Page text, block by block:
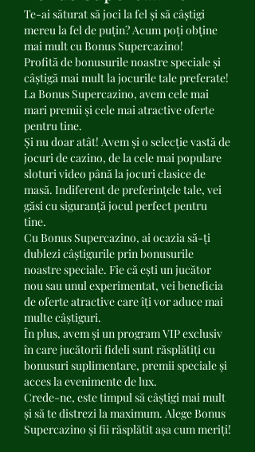
Te-ai săturat să joci la fel și să câștigi
mereu la fel de puțin? Acum poți obține
mai mult cu Bonus Supercazino!
Profită de bonusurile noastre speciale și
câștigă mai mult la jocurile tale preferate!
La Bonus Supercazino, avem cele mai
mari premii și cele mai atractive oferte
pentru tine.
Și nu doar atât! Avem și o selecție vastă de
jocuri de cazino, de la cele mai populare
sloturi video până la jocuri clasice de
masă. Indiferent de preferințele tale, vei
găsi cu siguranță jocul perfect pentru
tine.
Cu Bonus Supercazino, ai ocazia să-ți
dublezi câștigurile prin bonusurile
noastre speciale. Fie că ești un jucător
nou sau unul experimentat, vei beneficia
de oferte atractive care îți vor aduce mai
multe câștiguri.
În plus, avem și un program VIP exclusiv
în care jucătorii fideli sunt răsplătiți cu
bonusuri suplimentare, premii speciale și
acces la evenimente de lux.
Crede-ne, este timpul să câștigi mai mult
și să te distrezi la maximum. Alege Bonus
Supercazino și fii răsplătit așa cum meriți!